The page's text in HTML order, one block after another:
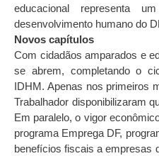
educacional representa
desenvolvimento humano do
Novos capítulos
Com cidadãos amparados e
se abrem, completando o
IDHM. Apenas nos primeiros
Trabalhador disponibilizaram
Em paralelo, o vigor
programa Emprega DF,
benefícios fiscais a empresas